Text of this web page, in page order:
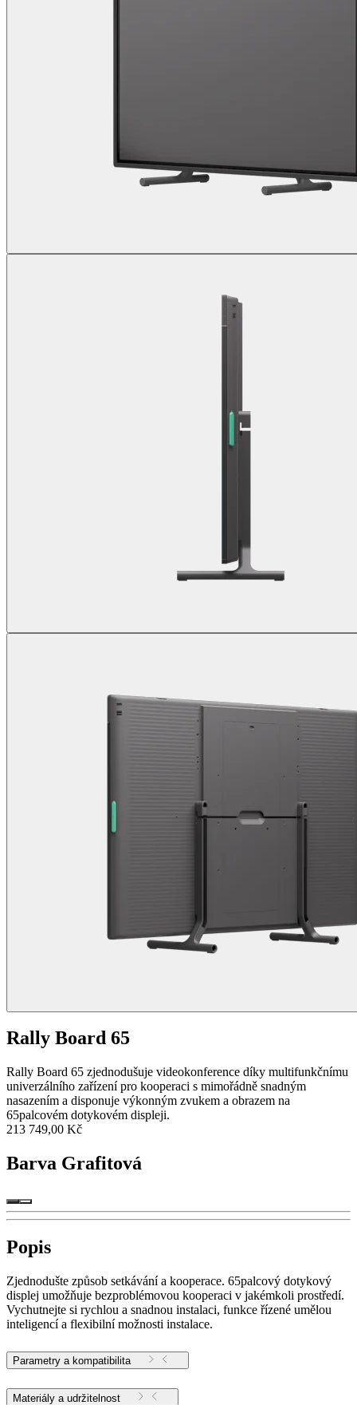
Rally Board 65
Rally Board 65 zjednodušuje videokonference díky multifunkčnímu
univerzálního zařízení pro kooperaci s mimořádně snadným
nasazením a disponuje výkonným zvukem a obrazem na
65palcovém dotykovém displeji.
213 749,00 Kč
Barva Grafitová
Popis
Zjednodušte způsob setkávání a kooperace. 65palcový dotykový
displej umožňuje bezproblémovou kooperaci v jakémkoli prostředí.
Vychutnejte si rychlou a snadnou instalaci, funkce řízené umělou
inteligencí a flexibilní možnosti instalace.
Parametry a kompatibilita
Materiály a udržitelnost